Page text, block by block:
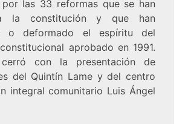
por las 33 reformas que se han
la constitución y que han
o deformado el espíritu del
aprobado en 1991.
con la presentación de
del Quintín Lame y del centro
integral comunitario Luis Ángel